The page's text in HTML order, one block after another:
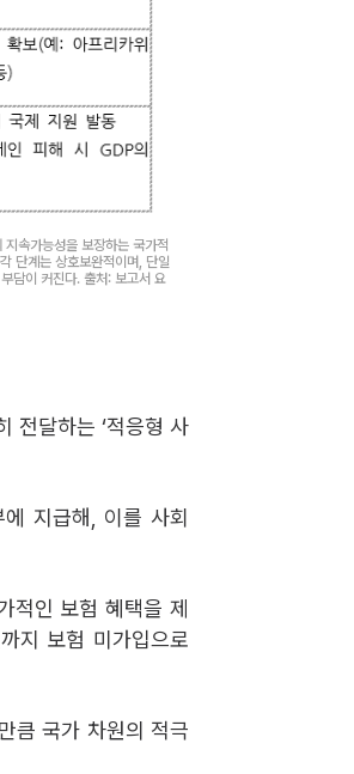
속가능성을 보장하는 국가적
단계는 상호보완적이며, 단일
담이 커진다. 출처: 보고서 요
전달하는 ‘적응형 사
지급해, 이를 사회
인 보험 혜택을 제
지 보험 미가입으로
큼 국가 차원의 적극